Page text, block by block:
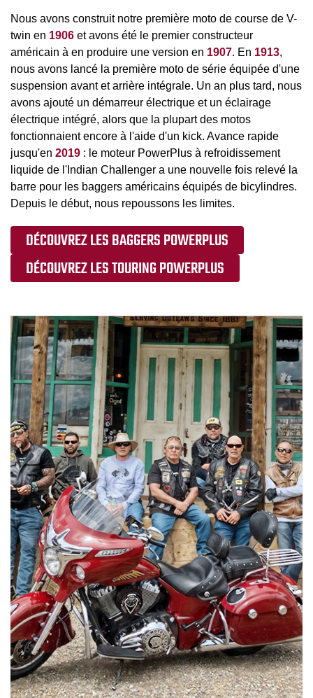
Nous avons construit notre première moto de course de V-
twin en 1906 et avons été le premier constructeur
américain à en produire une version en 1907. En 1913,
nous avons lancé la première moto de série équipée d'une
suspension avant et arrière intégrale. Un an plus tard, nous
avons ajouté un démarreur électrique et un éclairage
électrique intégré, alors que la plupart des motos
fonctionnaient encore à l'aide d'un kick. Avance rapide
jusqu'en 2019 : le moteur PowerPlus à refroidissement
liquide de l'Indian Challenger a une nouvelle fois relevé la
barre pour les baggers américains équipés de bicylindres.
Depuis le début, nous repoussons les limites.
DÉCOUVREZ LES BAGGERS POWERPLUS
DÉCOUVREZ LES TOURING POWERPLUS